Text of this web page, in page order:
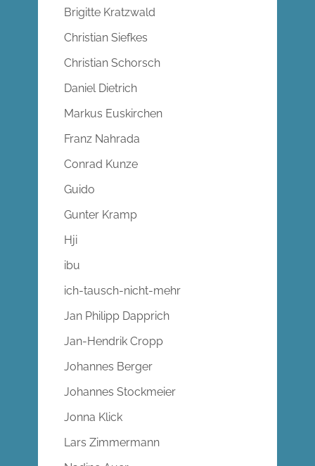
Brigitte Kratzwald
Christian Siefkes
Christian Schorsch
Daniel Dietrich
Markus Euskirchen
Franz Nahrada
Conrad Kunze
Guido
Gunter Kramp
Hji
ibu
ich-tausch-nicht-mehr
Jan Philipp Dapprich
Jan-Hendrik Cropp
Johannes Berger
Johannes Stockmeier
Jonna Klick
Lars Zimmermann